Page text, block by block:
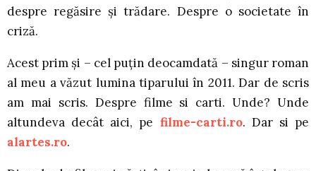
despre regăsire şi trădare. Despre o societate în
criză.
Acest prim şi – cel puţin deocamdată – singur roman
al meu a văzut lumina tiparului în 2011. Dar de scris
am mai scris. Despre filme si carti. Unde? Unde
altundeva decât aici, pe filme-carti.ro. Dar si pe
alartes.ro.